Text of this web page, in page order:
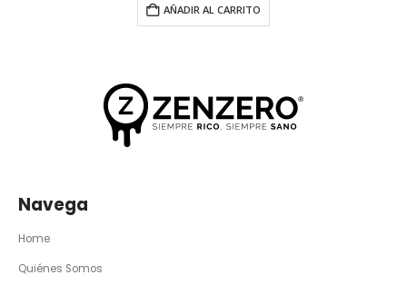
AÑADIR AL CARRITO
Navega
Home
Quiénes Somos